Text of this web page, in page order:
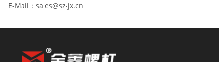
E-Mail：sales@sz-jx.cn